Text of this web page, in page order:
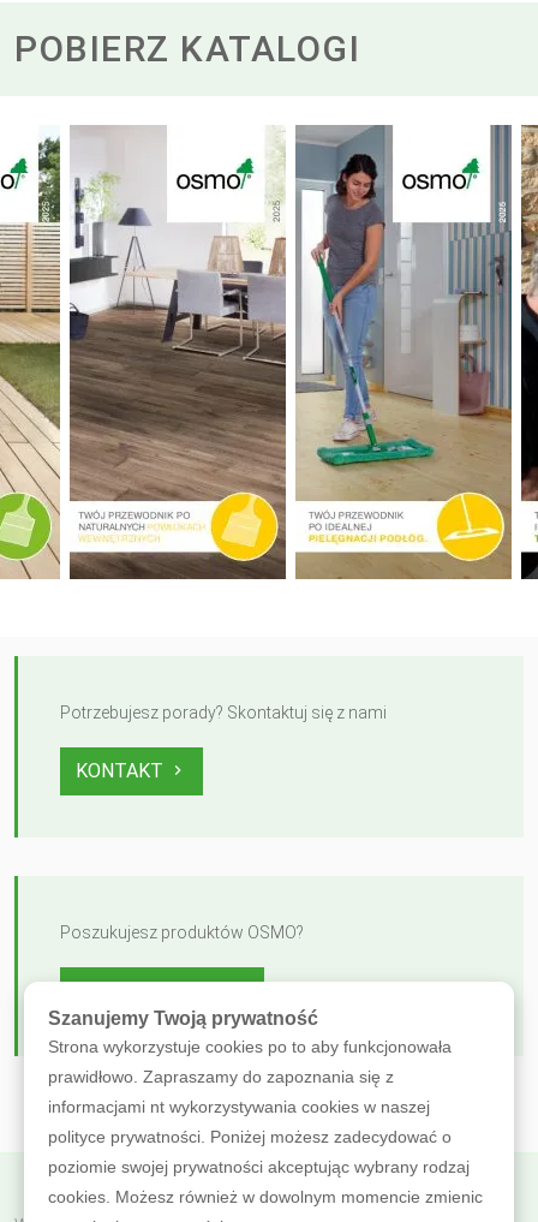
POBIERZ KATALOGI
Potrzebujesz porady? Skontaktuj się z nami
KONTAKT
Poszukujesz produktów OSMO?
Szanujemy Twoją prywatność
Strona wykorzystuje cookies po to aby funkcjonowała
prawidłowo. Zapraszamy do zapoznania się z
informacjami nt wykorzystywania cookies w naszej
polityce prywatności. Poniżej możesz zadecydować o
poziomie swojej prywatności akceptując wybrany rodzaj
cookies. Możesz również w dowolnym momencie zmienic